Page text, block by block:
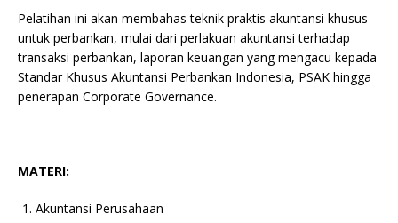
Pelatihan ini akan membahas teknik praktis akuntansi khusus
untuk perbankan, mulai dari perlakuan akuntansi terhadap
transaksi perbankan, laporan keuangan yang mengacu kepada
Standar Khusus Akuntansi Perbankan Indonesia, PSAK hingga
penerapan Corporate Governance.
MATERI:
Akuntansi Perusahaan